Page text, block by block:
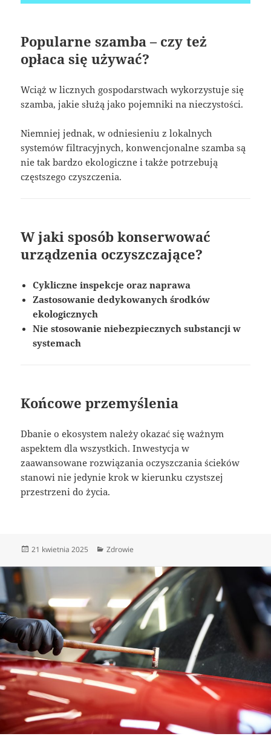
Popularne szamba – czy też
opłaca się używać?
Wciąż w licznych gospodarstwach wykorzystuje się
szamba, jakie służą jako pojemniki na nieczystości.
Niemniej jednak, w odniesieniu z lokalnych
systemów filtracyjnych, konwencjonalne szamba są
nie tak bardzo ekologiczne i także potrzebują
częstszego czyszczenia.
W jaki sposób konserwować
urządzenia oczyszczające?
Cykliczne inspekcje oraz naprawa
Zastosowanie dedykowanych środków
ekologicznych
Nie stosowanie niebezpiecznych substancji w
systemach
Końcowe przemyślenia
Dbanie o ekosystem należy okazać się ważnym
aspektem dla wszystkich. Inwestycja w
zaawansowane rozwiązania oczyszczania ścieków
stanowi nie jedynie krok w kierunku czystszej
przestrzeni do życia.
Data
21 kwietnia 2025 Kategorie
Zdrowie